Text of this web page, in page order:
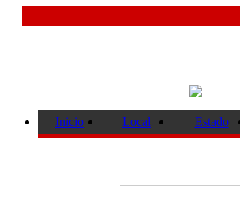
Inicio Local Estado